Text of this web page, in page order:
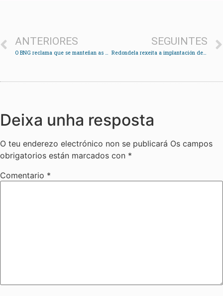
ANTERIORES
O BNG reclama que se manteñan as bonificacións para os usuarios do Vitrasa de Redondela
SEGUINTES
Redondela rexeita a implantación de grandes áreas comerciais en Porto Cabral e Mos
Deixa unha resposta
O teu enderezo electrónico non se publicará Os campos
obrigatorios están marcados con *
Comentario *